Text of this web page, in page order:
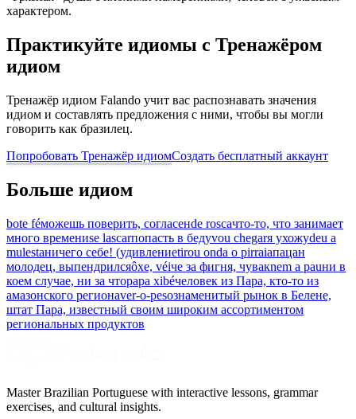
характером.
Практикуйте идиомы с Тренажёром
идиом
Тренажёр идиом Falando учит вас распознавать значения
идиом и составлять предложения с ними, чтобы вы могли
говорить как бразилец.
Попробовать Тренажёр идиомСоздать бесплатный аккаунт
Больше идиом
bote féможешь поверить, согласенde roscaчто-то, что занимает
много времениse lascarпопасть в бедуvou chegarя ухожуdeu a
mulestaничего себе! (удивлениеtirou onda o pirraiaпацан
молодец, выпендрилсяôxe, véiче за фигня, чувакnem a pauни в
коем случае, ни за чтоpapa xibéчеловек из Пара, кто-то из
амазонского регионаver-o-pesoзнаменитый рынок в Белене,
штат Пара, известный своим широким ассортиментом
региональных продуктов
Master Brazilian Portuguese with interactive lessons, grammar
exercises, and cultural insights.